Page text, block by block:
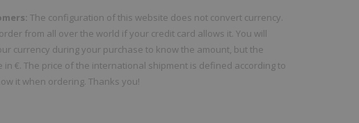
The configuration of this website does not convert currency.
from all over the world if your credit card allows it. You will
currency during your purchase to know the amount, but the
€. The price of the international shipment is defined according to
it when ordering. Thanks you!